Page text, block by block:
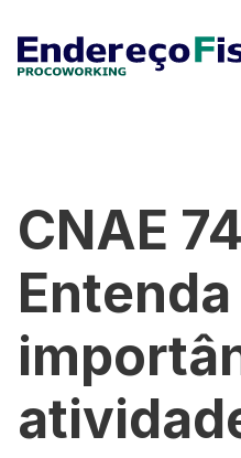
CNAE